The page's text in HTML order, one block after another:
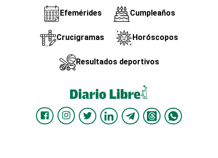
Efemérides Cumpleaños
Crucigramas Horóscopos
Resultados deportivos